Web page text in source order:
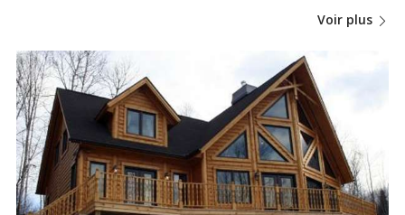
Voir plus